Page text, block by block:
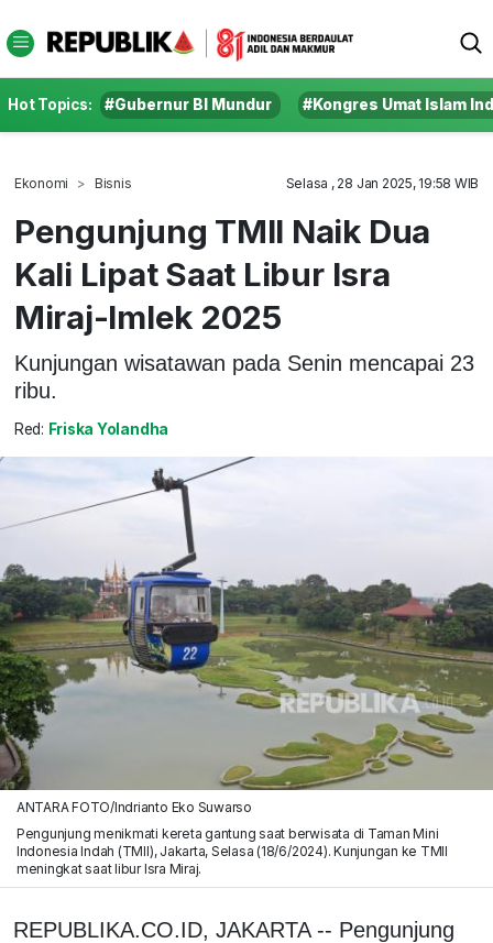
Hot Topics: #Gubernur BI Mundur #Kongres Umat Islam
Ekonomi Bisnis Selasa , 28 Jan 2025, 19:58 WIB
Pengunjung TMII Naik Dua
Kali Lipat Saat Libur Isra
Miraj-Imlek 2025
Kunjungan wisatawan pada Senin mencapai 23
ribu.
Red: Friska Yolandha
ANTARA FOTO/Indrianto Eko Suwarso
Pengunjung menikmati kereta gantung saat berwisata di Taman Mini
Indonesia Indah (TMII), Jakarta, Selasa (18/6/2024). Kunjungan ke TMII
meningkat saat libur Isra Miraj.
REPUBLIKA.CO.ID, JAKARTA -- Pengunjung